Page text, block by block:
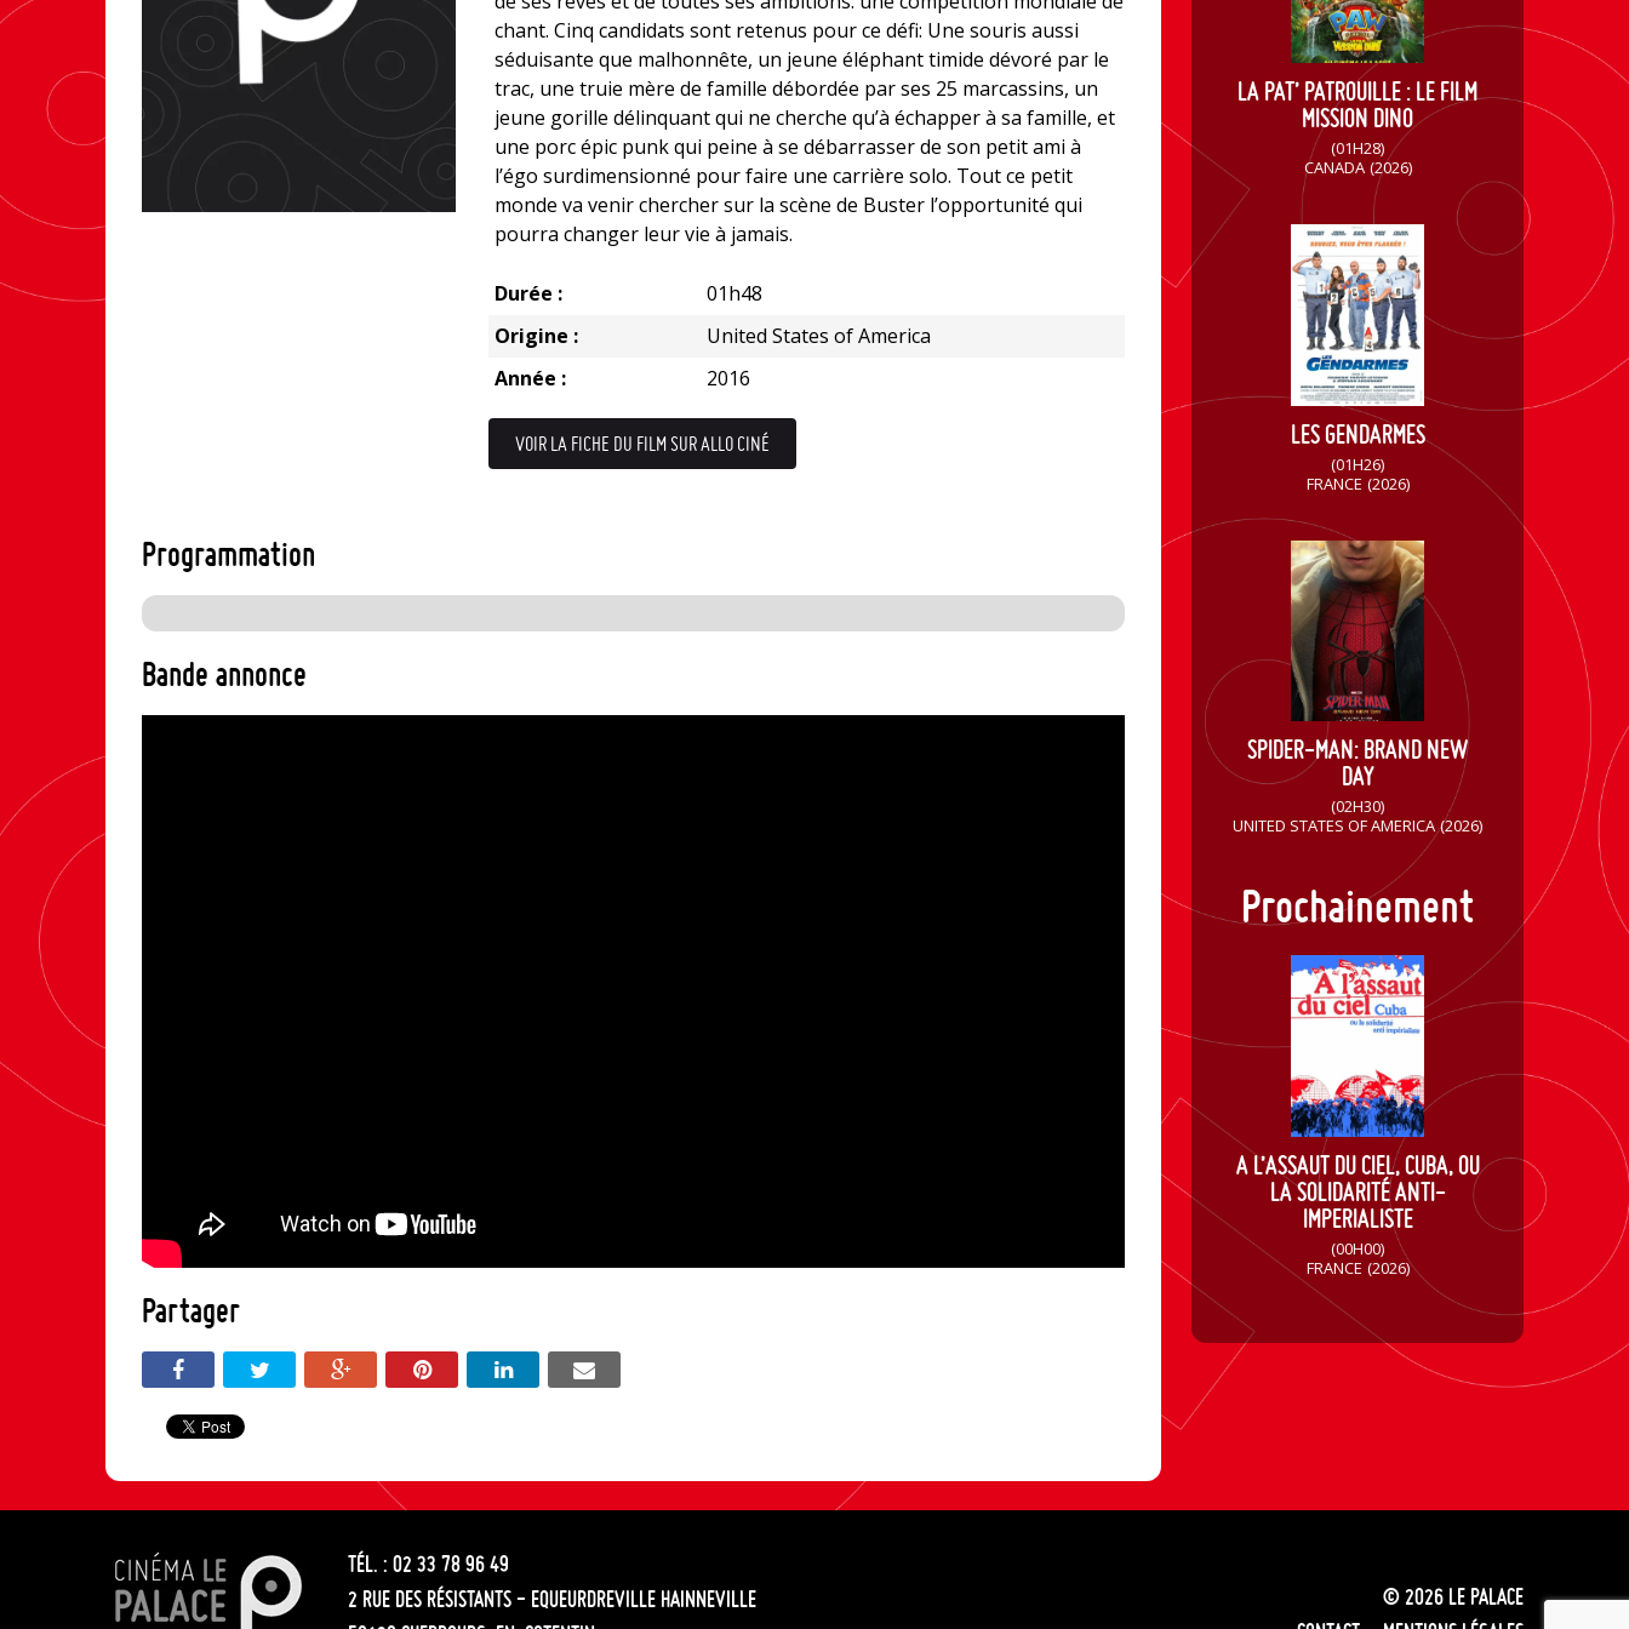
chant. Cinq candidats sont retenus pour ce défi: Une souris aussi
séduisante que malhonnête, un jeune éléphant timide dévoré par le
trac, une truie mère de famille débordée par ses 25 marcassins, un
jeune gorille délinquant qui ne cherche qu’à échapper à sa famille, et
une porc épic punk qui peine à se débarrasser de son petit ami à
l’égo surdimensionné pour faire une carrière solo. Tout ce petit
monde va venir chercher sur la scène de Buster l’opportunité qui
pourra changer leur vie à jamais.
Durée :
01h48
Origine :
United States of America
Année :
2016
VOIR LA FICHE DU FILM SUR ALLO CINÉ
Programmation
Bande annonce
Partager
LA PAT’ PATROUILLE : LE FILM
MISSION DINO
(01H28)
CANADA (2026)
LES GENDARMES
(01H26)
FRANCE (2026)
SPIDER-MAN: BRAND NEW
DAY
(02H30)
UNITED STATES OF AMERICA (2026)
Prochainement
A L’ASSAUT DU CIEL, CUBA, OU
LA SOLIDARITÉ ANTI-
IMPERIALISTE
(00H00)
FRANCE (2026)
© 2026 LE PALACE
TÉL. : 02 33 78 96 49
2 RUE DES RÉSISTANTS - EQUEURDREVILLE HAINNEVILLE